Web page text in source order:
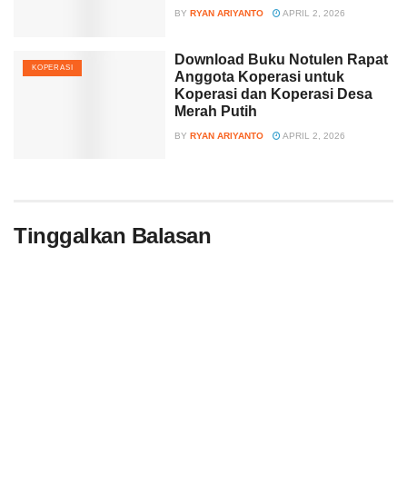
BY RYAN ARIYANTO APRIL 2, 2026
KOPERASI
Download Buku Notulen Rapat
Anggota Koperasi untuk
Koperasi dan Koperasi Desa
Merah Putih
BY RYAN ARIYANTO APRIL 2, 2026
Tinggalkan Balasan